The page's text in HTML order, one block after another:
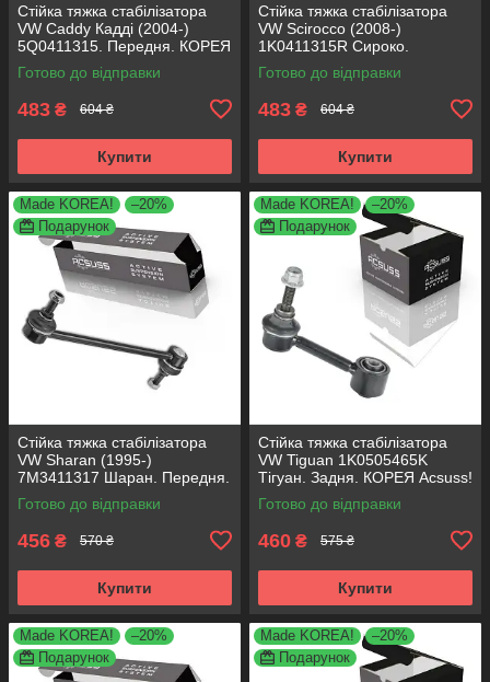
Стійка тяжка стабілізатора
VW Caddy Кадді (2004-)
5Q0411315. Передня. КОРЕЯ
Acsuss!
Готово до відправки
483 ₴ 604 ₴
Купити
Стійка тяжка стабілізатора
VW Scirocco (2008-)
1K0411315R Сироко.
Передня. КОРЕЯ Acsuss!
Готово до відправки
483 ₴ 604 ₴
Купити
Made KOREA!
–20%
Подарунок
Стійка тяжка стабілізатора
VW Sharan (1995-)
7M3411317 Шаран. Передня.
КОРЕЯ Acsuss!
Готово до відправки
456 ₴ 570 ₴
Купити
Made KOREA!
–20%
Подарунок
Стійка тяжка стабілізатора
VW Tiguan 1K0505465K
Тігуан. Задня. КОРЕЯ Acsuss!
Готово до відправки
460 ₴ 575 ₴
Купити
Made KOREA!
–20%
Подарунок
Made KOREA!
–20%
Подарунок